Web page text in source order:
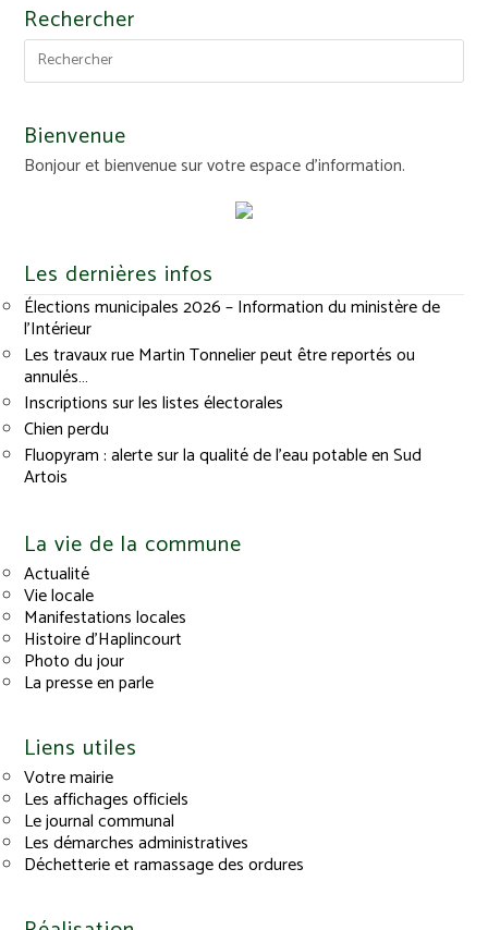
Rechercher
Bienvenue
Bonjour et bienvenue sur votre espace d'information.
Les dernières infos
Élections municipales 2026 – Information du ministère de
l’Intérieur
Les travaux rue Martin Tonnelier peut être reportés ou
annulés…
Inscriptions sur les listes électorales
Chien perdu
Fluopyram : alerte sur la qualité de l’eau potable en Sud
Artois
La vie de la commune
Actualité
Vie locale
Manifestations locales
Histoire d’Haplincourt
Photo du jour
La presse en parle
Liens utiles
Votre mairie
Les affichages officiels
Le journal communal
Les démarches administratives
Déchetterie et ramassage des ordures